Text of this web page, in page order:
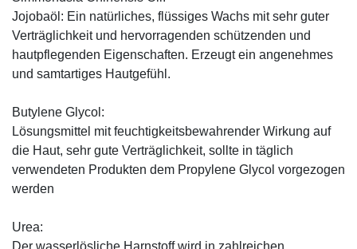
Jojobaöl: Ein natürliches, flüssiges Wachs mit sehr guter
Verträglichkeit und hervorragenden schützenden und
hautpflegenden Eigenschaften. Erzeugt ein angenehmes
und samtartiges Hautgefühl.
Butylene Glycol:
Lösungsmittel mit feuchtigkeitsbewahrender Wirkung auf
die Haut, sehr gute Verträglichkeit, sollte in täglich
verwendeten Produkten dem Propylene Glycol vorgezogen
werden
Urea: